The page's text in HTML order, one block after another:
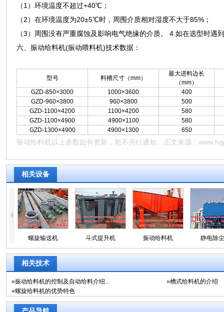
（1）环境温度不超过+40℃；
（2）在环境温度为20±5℃时，周围介质相对湿度不大于85%；
（3）周围没有严重腐蚀及影响电气绝缘的介质。 4.如在选型时
六、振动给料机(振动喂料机)技术数据：
型号 料槽尺寸（mm）
最大进料边长
（mm）
GZD-850×3000
1000×3600
400
GZD-960×3800
960×3800
500
GZD-1100×4200
1100×4200
580
GZD-1100×4900
4900×1100
580
GZD-1300×4900
4900×1300 650
振动给料机 以上参数如有更新，恕不另行通知。正文来源：
相关设备
螺旋输送机 斗式提升机 振动给料机 静电除
相关技术
»振动给料机的控制及自动给料介绍... »槽式给料机的介绍
»螺旋给料机的优势特色